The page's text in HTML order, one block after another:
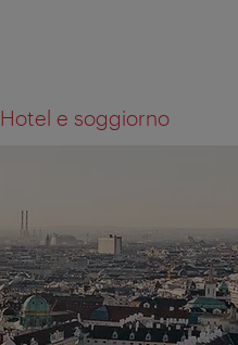
Hotel e soggiorno